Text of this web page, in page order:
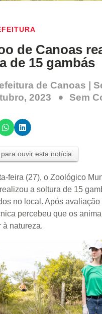
de Canoas
de 15 gambás
de Canoas |
2023
Sem
ouvir esta notícia
feira (27), o Zoológico
a soltura de 15
no local. Após
percebeu que os
à natureza.